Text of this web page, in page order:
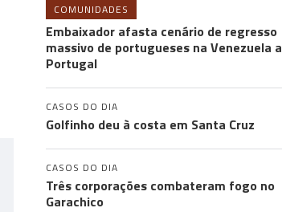
COMUNIDADES
Embaixador afasta cenário de regresso
massivo de portugueses na Venezuela a
Portugal
CASOS DO DIA
Golfinho deu à costa em Santa Cruz
CASOS DO DIA
Três corporações combateram fogo no
Garachico